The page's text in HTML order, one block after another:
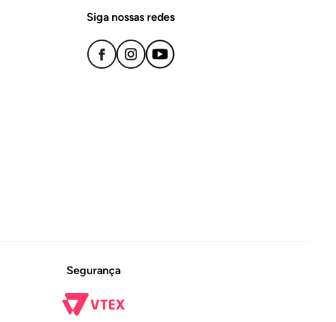
Siga nossas redes
Segurança